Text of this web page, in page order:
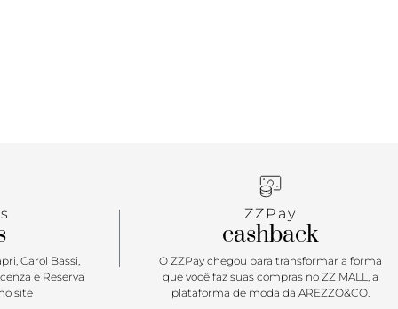
Carol Bassi,
e Reserva
site
ZZPay
cashback
O ZZPay chegou para transformar a forma
que você faz suas compras no ZZ MALL, a
plataforma de moda da AREZZO&CO.